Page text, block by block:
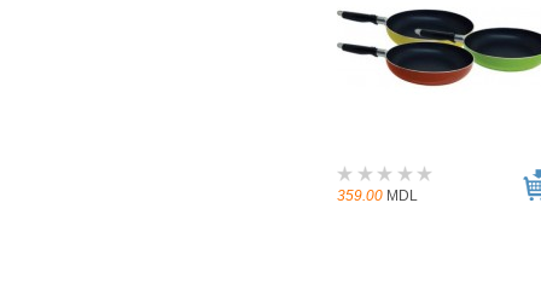
359.00 MDL